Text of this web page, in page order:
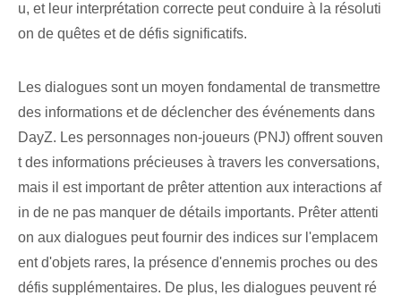
u, et leur interprétation correcte peut conduire à la résoluti
on de quêtes et de défis significatifs.
Les dialogues sont un moyen fondamental de transmettre
des informations et de déclencher des événements dans
DayZ. Les personnages non-joueurs (PNJ) offrent souven
t des informations précieuses à travers les conversations,
mais il est important de prêter attention aux interactions af
in de ne pas manquer de détails importants. Prêter attenti
on aux dialogues peut fournir des indices sur l'emplacem
ent d'objets rares, la présence d'ennemis proches ou des
défis supplémentaires. De plus, les dialogues peuvent ré